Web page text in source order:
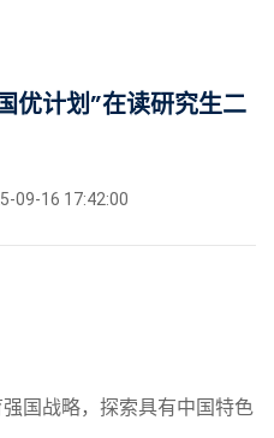
优计划”在读研究生二
09-16 17:42:00
国战略，探索具有中国特色